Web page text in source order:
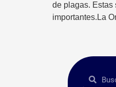
de plagas. Estas
importantes.La